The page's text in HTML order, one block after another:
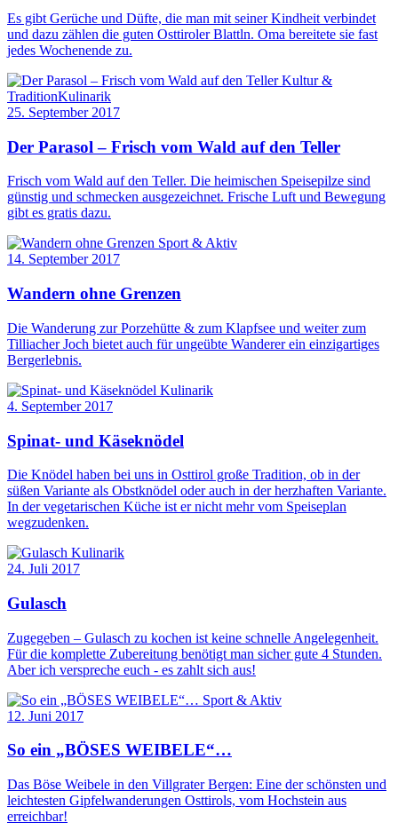
Es gibt Gerüche und Düfte, die man mit seiner Kindheit verbindet
und dazu zählen die guten Osttiroler Blattln. Oma bereitete sie fast
jedes Wochenende zu.
Kultur &
TraditionKulinarik
25. September 2017
Der Parasol – Frisch vom Wald auf den Teller
Frisch vom Wald auf den Teller. Die heimischen Speisepilze sind
günstig und schmecken ausgezeichnet. Frische Luft und Bewegung
gibt es gratis dazu.
Sport & Aktiv
14. September 2017
Wandern ohne Grenzen
Die Wanderung zur Porzehütte & zum Klapfsee und weiter zum
Tilliacher Joch bietet auch für ungeübte Wanderer ein einzigartiges
Bergerlebnis.
Kulinarik
4. September 2017
Spinat- und Käseknödel
Die Knödel haben bei uns in Osttirol große Tradition, ob in der
süßen Variante als Obstknödel oder auch in der herzhaften Variante.
In der vegetarischen Küche ist er nicht mehr vom Speiseplan
wegzudenken.
Kulinarik
24. Juli 2017
Gulasch
Zugegeben – Gulasch zu kochen ist keine schnelle Angelegenheit.
Für die komplette Zubereitung benötigt man sicher gute 4 Stunden.
Aber ich verspreche euch - es zahlt sich aus!
Sport & Aktiv
12. Juni 2017
So ein „BÖSES WEIBELE“…
Das Böse Weibele in den Villgrater Bergen: Eine der schönsten und
leichtesten Gipfelwanderungen Osttirols, vom Hochstein aus
erreichbar!